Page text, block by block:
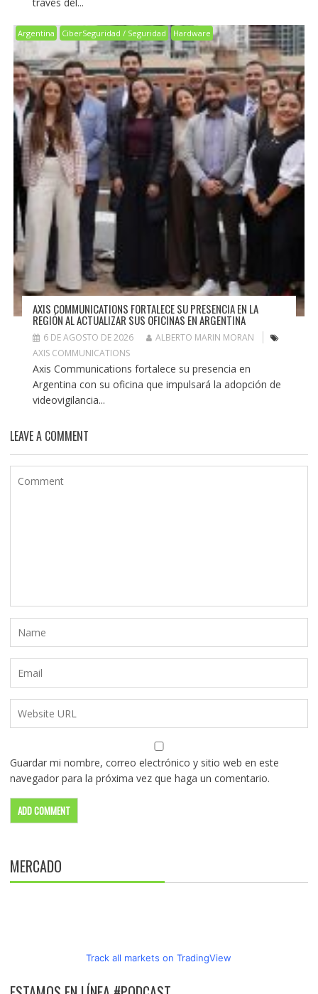
Argentina CiberSeguridad / Seguridad Hardware
AXIS COMMUNICATIONS FORTALECE SU PRESENCIA EN LA
REGIÓN AL ACTUALIZAR SUS OFICINAS EN ARGENTINA
6 DE AGOSTO DE 2026
ALBERTO MARIN MORAN
AXIS COMMUNICATIONS
Axis Communications fortalece su presencia en
Argentina con su oficina que impulsará la adopción de
videovigilancia...
LEAVE A COMMENT
Guardar mi nombre, correo electrónico y sitio web en este
navegador para la próxima vez que haga un comentario.
MERCADO
Track all markets on TradingView